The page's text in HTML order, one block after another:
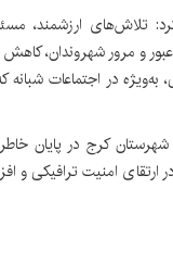
تلاش‌های ارزشمند،
و مرور شهروندان،
در اجتماعات
کرج در پایان
امنیت ترافیکی و